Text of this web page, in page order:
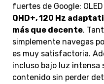
fuertes de Google:
QHD+, 120 Hz
más que decente.
simplemente navegas
es muy satisfactoria.
incluso bajo luz intensa
contenido sin perder